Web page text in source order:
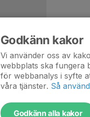
Godkänn kakor
Vi använder oss av
webbplats ska fungera
för webbanalys i syfte
våra tjänster. Så
Godkänn alla kakor